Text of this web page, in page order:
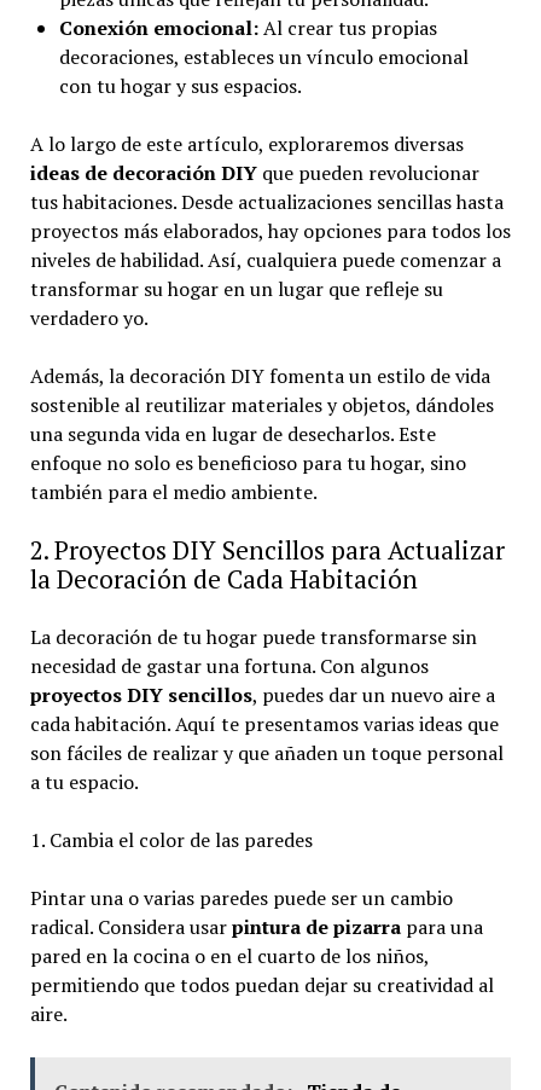
Conexión emocional:Al crear tus propias
decoraciones, estableces un vínculo emocional
con tu hogar y sus espacios.
A lo largo de este artículo, exploraremos diversas
ideas de decoración DIYque pueden revolucionar
tus habitaciones. Desde actualizaciones sencillas hasta
proyectos más elaborados, hay opciones para todos los
niveles de habilidad. Así, cualquiera puede comenzar a
transformar su hogar en un lugar que refleje su
verdadero yo.
Además, la decoración DIY fomenta un estilo de vida
sostenible al reutilizar materiales y objetos, dándoles
una segunda vida en lugar de desecharlos. Este
enfoque no solo es beneficioso para tu hogar, sino
también para el medio ambiente.
2. Proyectos DIY Sencillos para Actualizar
la Decoración de Cada Habitación
La decoración de tu hogar puede transformarse sin
necesidad de gastar una fortuna. Con algunos
proyectos DIY sencillos, puedes dar un nuevo aire a
cada habitación. Aquí te presentamos varias ideas que
son fáciles de realizar y que añaden un toque personal
a tu espacio.
1. Cambia el color de las paredes
Pintar una o varias paredes puede ser un cambio
radical. Considera usarpintura de pizarrapara una
pared en la cocina o en el cuarto de los niños,
permitiendo que todos puedan dejar su creatividad al
aire.